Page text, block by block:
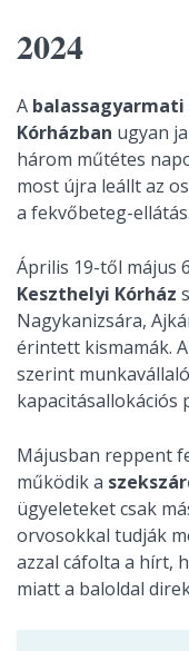
2024
A balassagyarmati
Kórházban ugyan
három műtétes
most újra leállt az
a fekvőbeteg-ellátás.
Április 19-től május
Keszthelyi Kórház
Nagykanizsára,
érintett kismamák.
szerint
kapacitásallokációs
Májusban reppent
működik a
ügyeleteket csak
orvosokkal tudják
azzal cáfolta a hírt,
miatt a baloldal